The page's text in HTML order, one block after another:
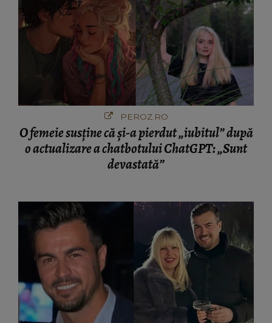
PEROZ.RO
O femeie susține că și-a pierdut „iubitul” după
o actualizare a chatbotului ChatGPT: „Sunt
devastată”